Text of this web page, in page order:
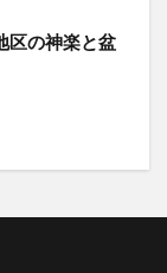
区の神楽と盆